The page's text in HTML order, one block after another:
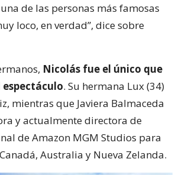
de las personas más famosas
loco, en verdad”, dice sobre
Nicolás fue el único que
espectáculo. Su hermana Lux (34)
mientras que Javiera Balmaceda
y actualmente directora de
de Amazon MGM Studios para
Australia y Nueva Zelanda.